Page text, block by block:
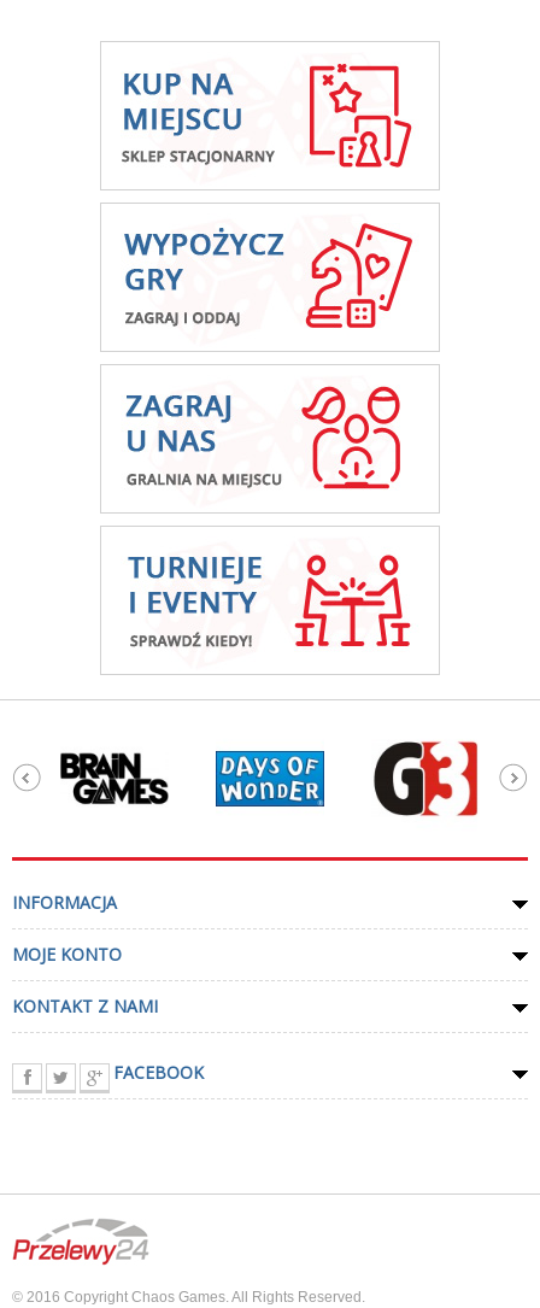
INFORMACJA
MOJE KONTO
KONTAKT Z NAMI
FACEBOOK
© 2016 Copyright Chaos Games. All Rights Reserved.